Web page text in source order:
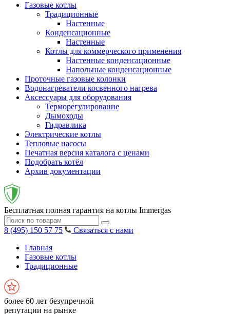
Газовые котлы
Традиционные
Настенные
Конденсационные
Настенные
Котлы для коммерческого применения
Настенные конденсационные
Напольные конденсационные
Проточные газовые колонки
Водонагреватели косвенного нагрева
Аксессуары для оборудования
Терморегулирование
Дымоходы
Гидравлика
Электрические котлы
Тепловые насосы
Печатная версия каталога с ценами
Подобрать котёл
Архив документации
Бесплатная полная гарантия на котлы Immergas
8 (495) 150 57 75
Связаться с нами
Главная
Газовые котлы
Традиционные
более 60 лет безупречной
репутации на рынке